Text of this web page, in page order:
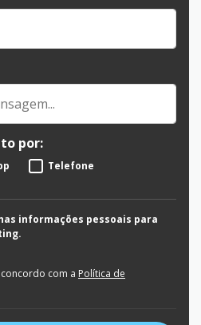
por:
Telefone
informações pessoais para
com a Política de